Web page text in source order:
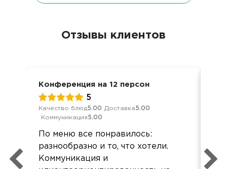
Отзывы клиентов
Конференция на 12 персон
5
Качество блюд5.00 Доставка5.00
Коммуникация5.00
По меню все понравилось:
разнообразно и то, что хотели.
Коммуникация и